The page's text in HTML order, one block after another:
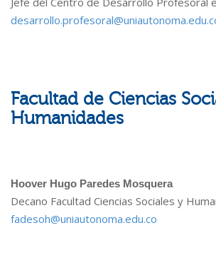
Facultad de Ciencias
Humanidades
Hoover Hugo Paredes Mosquera
Decano Facultad Ciencias Sociales y
fadesoh@uniautonoma.edu.co